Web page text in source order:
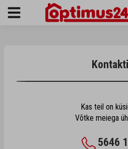
Menu
Kas teil on
Võtke meiega
5646